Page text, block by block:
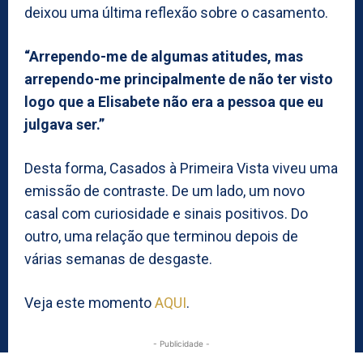
deixou uma última reflexão sobre o casamento.
“Arrependo-me de algumas atitudes, mas
arrependo-me principalmente de não ter visto
logo que a Elisabete não era a pessoa que eu
julgava ser.”
Desta forma, Casados à Primeira Vista viveu uma
emissão de contraste. De um lado, um novo
casal com curiosidade e sinais positivos. Do
outro, uma relação que terminou depois de
várias semanas de desgaste.
Veja este momentoAQUI.
- Publicidade -